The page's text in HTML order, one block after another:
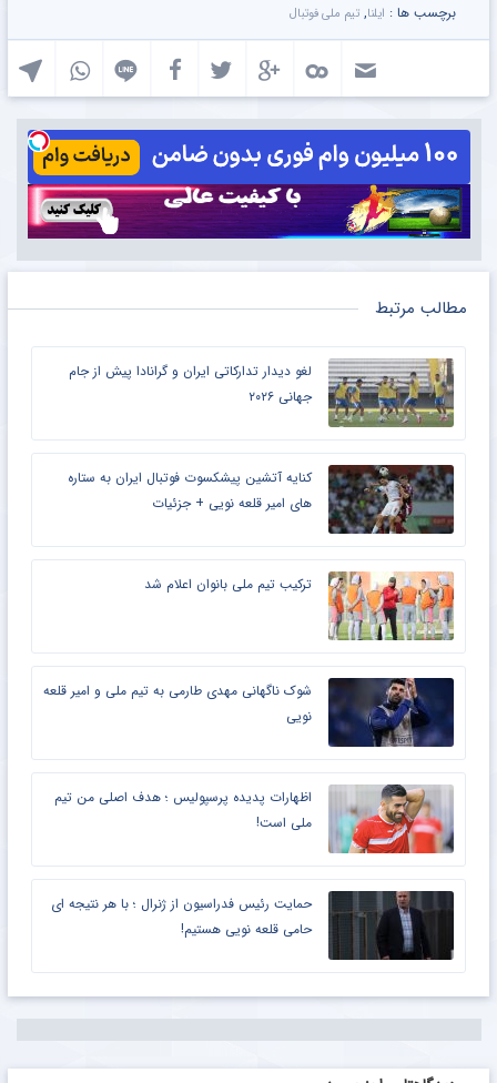
برچسب ها : ایلنا, تیم ملی فوتبال
مطالب مرتبط
لغو دیدار تدارکاتی ایران و گرانادا پیش از جام
جهانی ۲۰۲۶
کنایه آتشین پیشکسوت فوتبال ایران به ستاره
های امیر قلعه نویی + جزئیات
ترکیب تیم ملی بانوان اعلام شد
شوک ناگهانی مهدی طارمی به تیم ملی و امیر قلعه
نویی
اظهارات پدیده پرسپولیس ؛ هدف اصلی من تیم
ملی است!
حمایت رئیس فدراسیون از ژنرال ؛ با هر نتیجه ای
حامی قلعه نویی هستیم!